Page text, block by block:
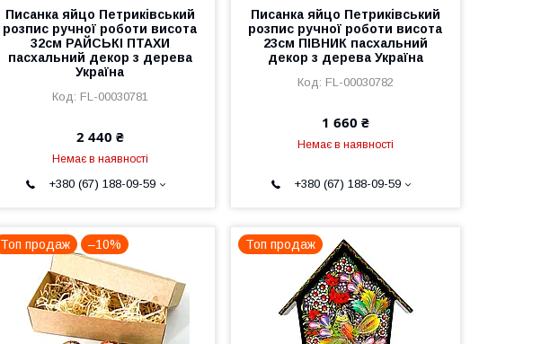
Писанка яйцо Петриківський
розпис ручної роботи висота
32см РАЙСЬКІ ПТАХИ
пасхальний декор з дерева
Україна
FL-00030781
2 440 ₴
Немає в наявності
+380 (67) 188-09-59
Писанка яйцо Петриківський
розпис ручної роботи висота
23см ПІВНИК пасхальний
декор з дерева Україна
FL-00030782
1 660 ₴
Немає в наявності
+380 (67) 188-09-59
Топ продаж –10% Топ продаж